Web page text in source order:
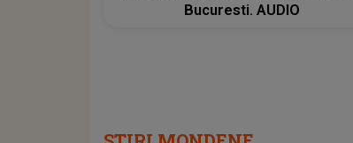
Bucuresti. AUDIO